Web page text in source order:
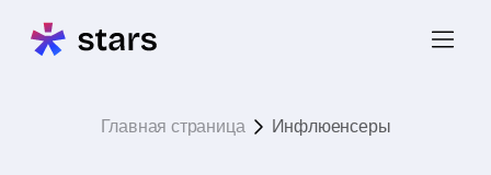
Главная страница Инфлюенсеры